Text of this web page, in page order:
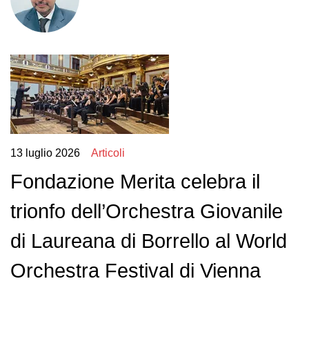
13 luglio 2026 Articoli
Fondazione Merita celebra il
trionfo dell’Orchestra Giovanile
di Laureana di Borrello al World
Orchestra Festival di Vienna